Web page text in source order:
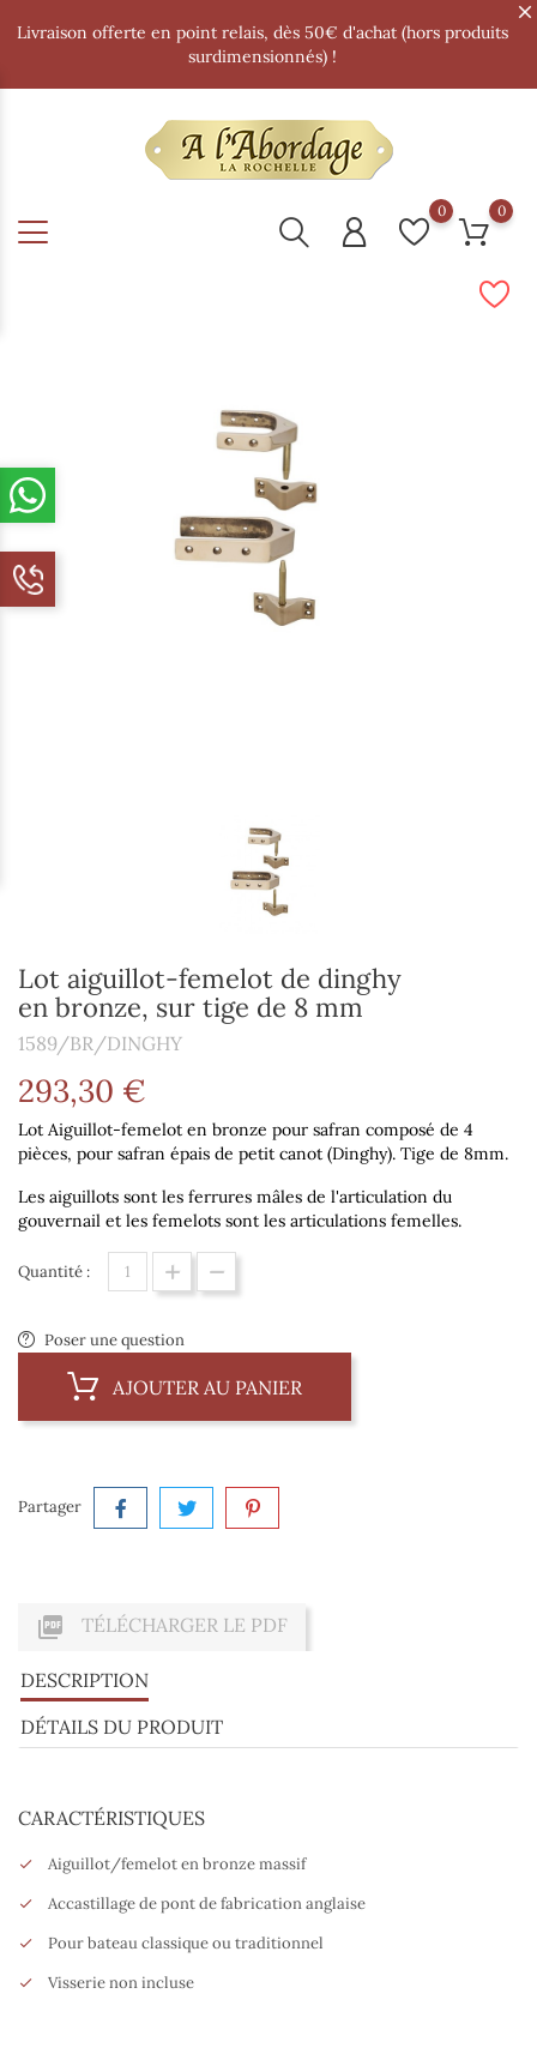
Livraison offerte en point relais, dès 50€ d'achat (hors produits
surdimensionnés) !
0 0
Lot aiguillot-femelot de dinghy
en bronze, sur tige de 8 mm
1589/BR/DINGHY
293,30 €
Lot Aiguillot-femelot en bronze pour safran composé de 4
pièces, pour safran épais de petit canot (Dinghy). Tige de 8mm.
Les aiguillots sont les ferrures mâles de l'articulation du
gouvernail et les femelots sont les articulations femelles.
Quantité :
Poser une question
AJOUTER AU PANIER
Partager
 TÉLÉCHARGER LE PDF
DESCRIPTION
DÉTAILS DU PRODUIT
CARACTÉRISTIQUES
Aiguillot/femelot en bronze massif
Accastillage de pont de fabrication anglaise
Pour bateau classique ou traditionnel
Visserie non incluse